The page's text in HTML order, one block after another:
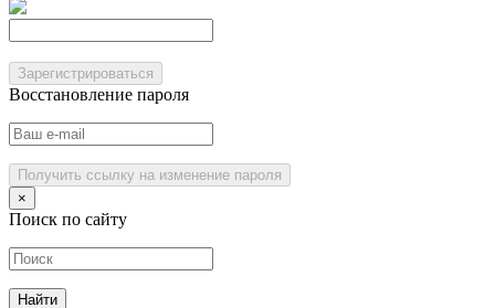
Зарегистрироваться
Восстановление пароля
Получить ссылку на изменение пароля
×
Поиск по сайту